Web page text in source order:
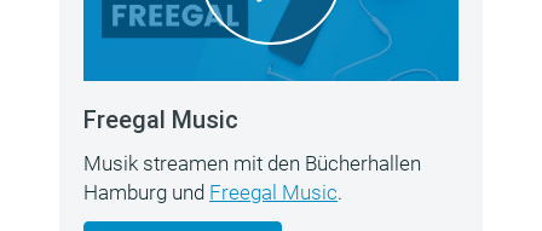
Freegal Music
Musik streamen mit den Bücherhallen
Hamburg und Freegal Music.